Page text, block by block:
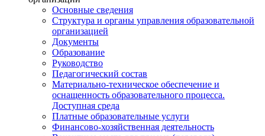
Основные сведения
Структура и органы управления образовательной
организацией
Документы
Образование
Руководство
Педагогический состав
Материально-техническое обеспечение и
оснащенность образовательного процесса.
Доступная среда
Платные образовательные услуги
Финансово-хозяйственная деятельность